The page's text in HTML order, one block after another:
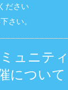
ださい
さい。
ュニテ
について